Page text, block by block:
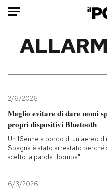
Mondo
Politica
Tecnologia
Internet
Scienza
Economia
2/6/2026
Meglio evitare di dare nomi
propri dispositivi Bluetooth
Un 16enne a bordo di un aereo
Spagna è stato arrestato perché
scelto la parola "bomba"
6/3/2026